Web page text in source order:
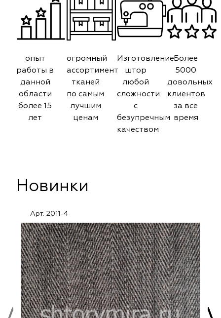
опыт
работы в
данной
области
более 15
лет
огромный
ассортимент
тканей
по самым
лучшим
ценам
Изготовление
штор
любой
сложности
с
безупречным
качеством
Более
5000
довольных
клиентов
за все
время
Новинки
Арт. 2011-4